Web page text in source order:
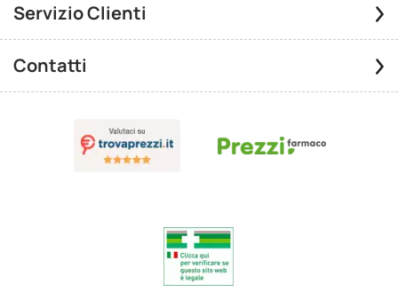
Servizio Clienti
Contatti